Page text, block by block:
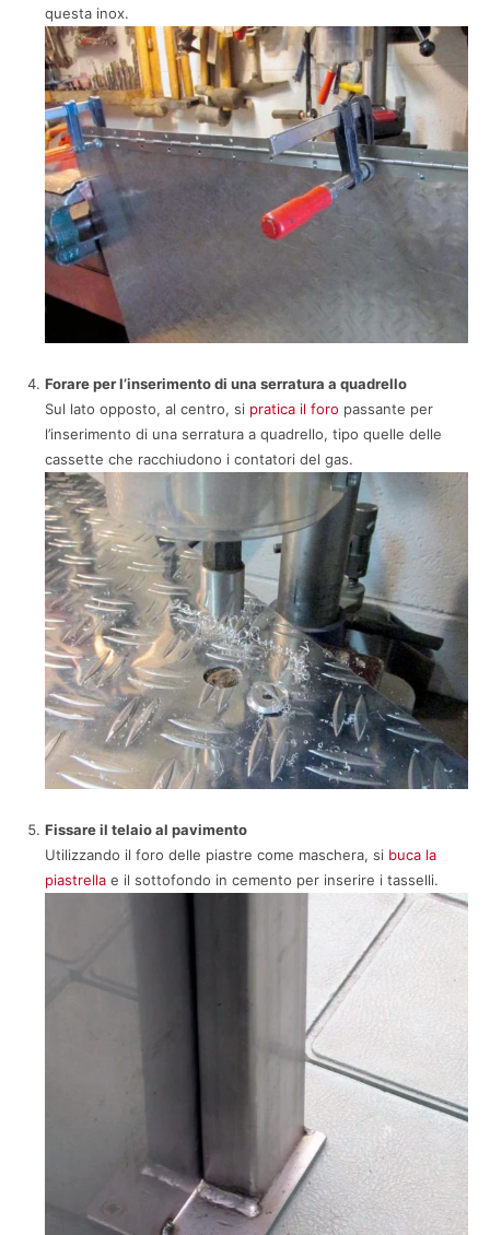
questa inox.
Forare per l’inserimento di una serratura a quadrello
Sul lato opposto, al centro, si pratica il foro passante per
l’inserimento di una serratura a quadrello, tipo quelle delle
cassette che racchiudono i contatori del gas.
Fissare il telaio al pavimento
Utilizzando il foro delle piastre come maschera, si buca la
piastrella e il sottofondo in cemento per inserire i tasselli.